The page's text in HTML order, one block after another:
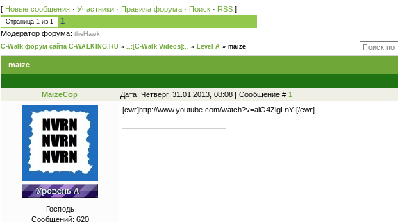
[ Новые сообщения· Участники· Правила форума· Поиск· RSS]
Страница 1из 1 1
Модератор форума: theHawk
C-Walk форум сайта C-WALKING.RU » ..:[C-Walk Videos]:.. » Level A » maize
maize
MaizeCop Дата: Четверг, 31.01.2013, 08:08 | Сообщение # 1
Господь
Сообщений: 620
[cwr]http://www.youtube.com/watch?v=alO4ZigLnYI[/cwr]